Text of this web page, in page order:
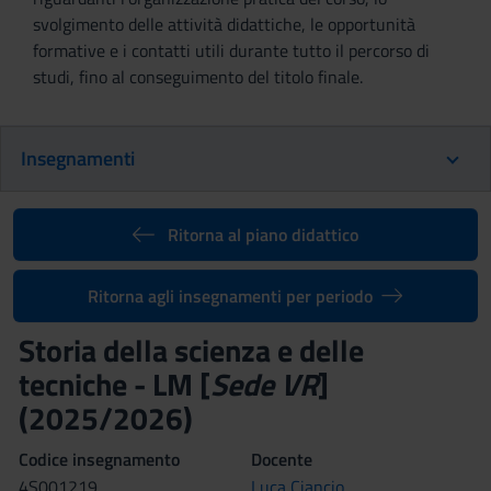
svolgimento delle attività didattiche, le opportunità
formative e i contatti utili durante tutto il percorso di
studi, fino al conseguimento del titolo finale.
Insegnamenti
Ritorna al piano didattico
Ritorna agli insegnamenti per periodo
Storia della scienza e delle
tecniche - LM [Sede VR]
(2025/2026)
Codice insegnamento
Docente